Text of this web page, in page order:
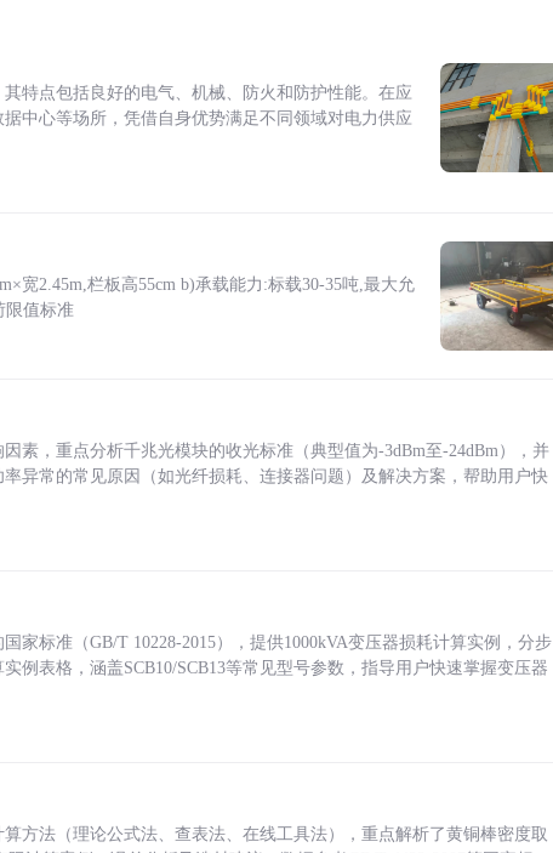
特点包括良好的电气、机械、防火和防护性能。在应
中心等场所，凭借自身优势满足不同领域对电力供应
宽2.45m,栏板高55cm b)承载能力:标载30-35吨,最大允
限值标准
素，重点分析千兆光模块的收光标准（典型值为-3dBm至-24dBm），并
异常的常见原因（如光纤损耗、连接器问题）及解决方案，帮助用户快
家标准（GB/T 10228-2015），提供1000kVA变压器损耗计算实例，分步
例表格，涵盖SCB10/SCB13等常见型号参数，指导用户快速掌握变压器
方法（理论公式法、查表法、在线工具法），重点解析了黄铜棒密度取